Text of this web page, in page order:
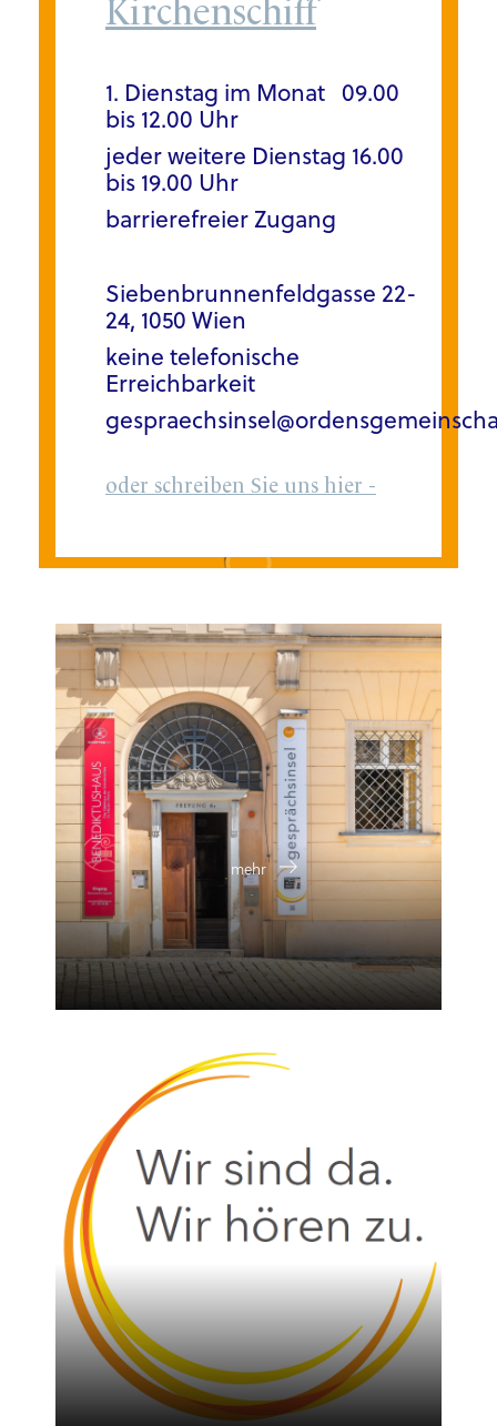
Kirchenschiff
1. Dienstag im Monat 09.00
bis 12.00 Uhr
jeder weitere Dienstag 16.00
bis 19.00 Uhr
barrierefreier Zugang
Siebenbrunnenfeldgasse 22-
24, 1050 Wien
keine telefonische
Erreichbarkeit
oder schreiben Sie uns hier -
mehr